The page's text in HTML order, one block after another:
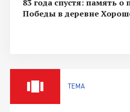
83 года спустя: память
Победы в деревне
ТЕМА